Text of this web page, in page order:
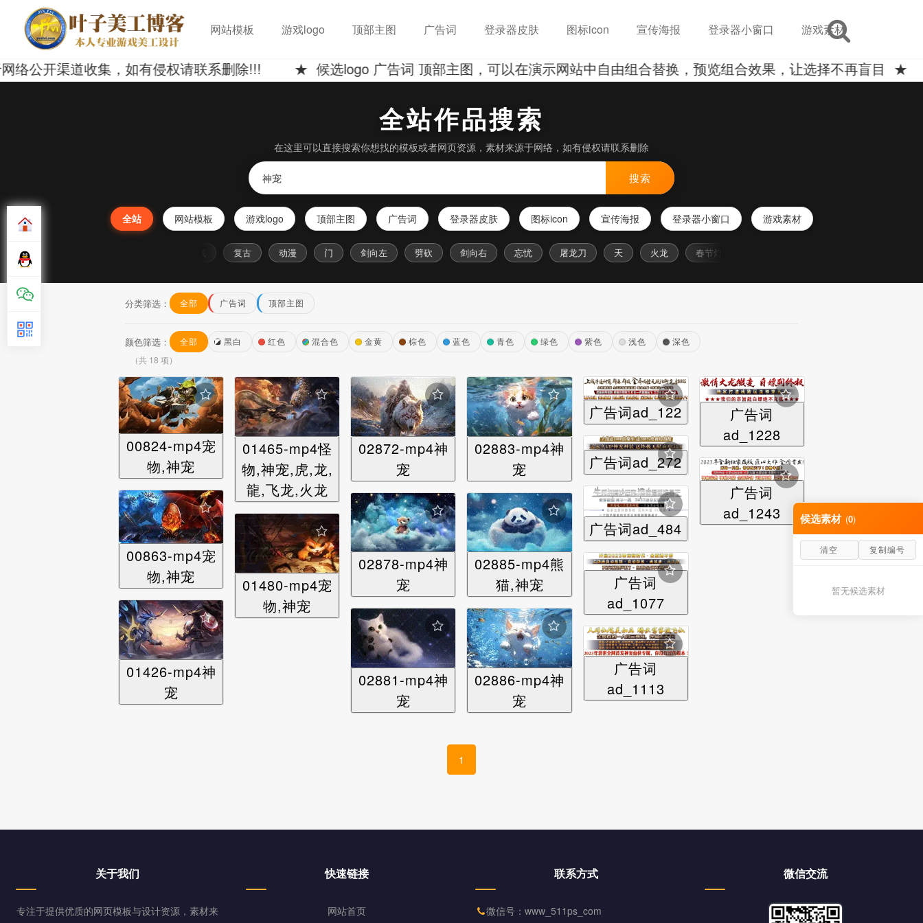
网站模板 游戏logo 顶部主图 广告词 登录器皮肤 图标icon 宣传海报 登录器小窗口 游戏素材
公开渠道收集，如有侵权请联系删除!!! ★ 候选logo 广告词 顶部主图，可以在演示网站中自由组合替换，预览组合效果，让选择不再盲目 ★
全站作品搜索
在这里可以直接搜索你想找的模板或者网页资源，素材来源于网络，如有侵权请联系删除
搜索
全站 网站模板 游戏logo 顶部主图 广告词 登录器皮肤 图标icon 宣传海报 登录器小窗口 游戏素材
复古 动漫 门 剑向左 劈砍 剑向右 忘忧 屠龙刀 天 火龙 春节灯笼
分类筛选： 全部 广告词 顶部主图
颜色筛选： 全部 黑白 红色 混合色 金黄 棕色 蓝色 青色 绿色 紫色 浅色
深色
（共 18 项）
00824-mp4宠
物,神宠
00863-mp4宠
物,神宠
01426-mp4神
宠
01465-mp4怪
物,神宠,虎,龙,
龍,飞龙,火龙
01480-mp4宠
物,神宠
02872-mp4神
宠
02878-mp4神
宠
02881-mp4神
宠
02883-mp4神
宠
02885-mp4熊
猫,神宠
02886-mp4神
宠
广告词ad_122
广告词ad_272
广告词ad_484
广告词
ad_1077
广告词
ad_1113
广告词
ad_1228
广告词
ad_1243
1
关于我们
专注于提供优质的网页模板与设计资源，素材来
快速链接
网站首页
联系方式
微信号：www_511ps_com
微信交流
候选素材 (0)
清空 复制编号
暂无候选素材